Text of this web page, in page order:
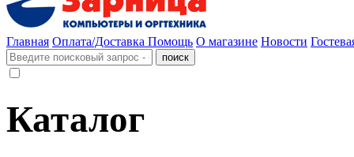
Главная Оплата/Доставка Помощь О магазине Новости
Каталог